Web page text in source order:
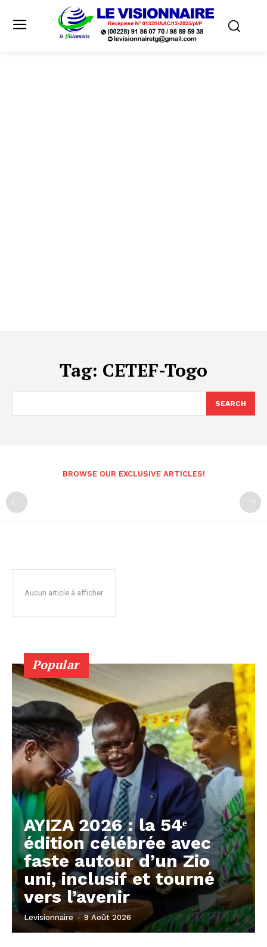
Tag: CETEF-Togo
SEARCH
BROWSE OUR EXCLUSIVE ARTICLES!
Aucun article à afficher
Popular
AYIZA 2026 : la 54ᵉ
édition célébrée avec
faste autour d’un Zio
uni, inclusif et tourné
vers l’avenir
Levisionnaire - 9 Août 2026